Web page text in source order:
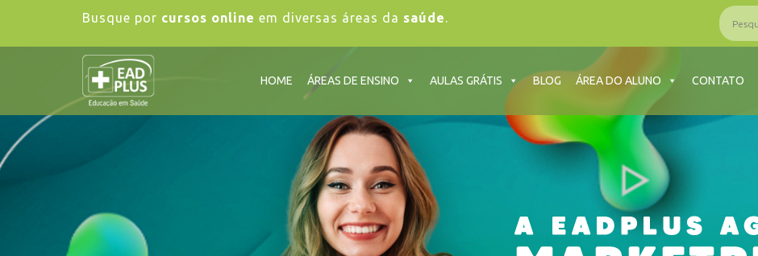
Busque por cursos online em diversas áreas da saúde.
HOME ÁREAS DE ENSINO AULAS GRÁTIS BLOG ÁREA DO ALUNO CONTATO